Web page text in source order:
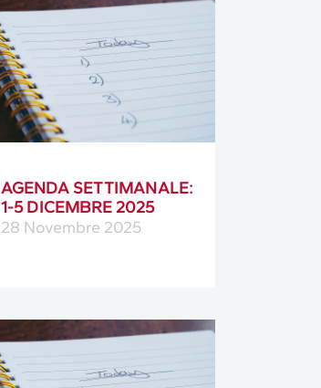
AGENDA SETTIMANALE:
1-5 DICEMBRE 2025
28 Novembre 2025